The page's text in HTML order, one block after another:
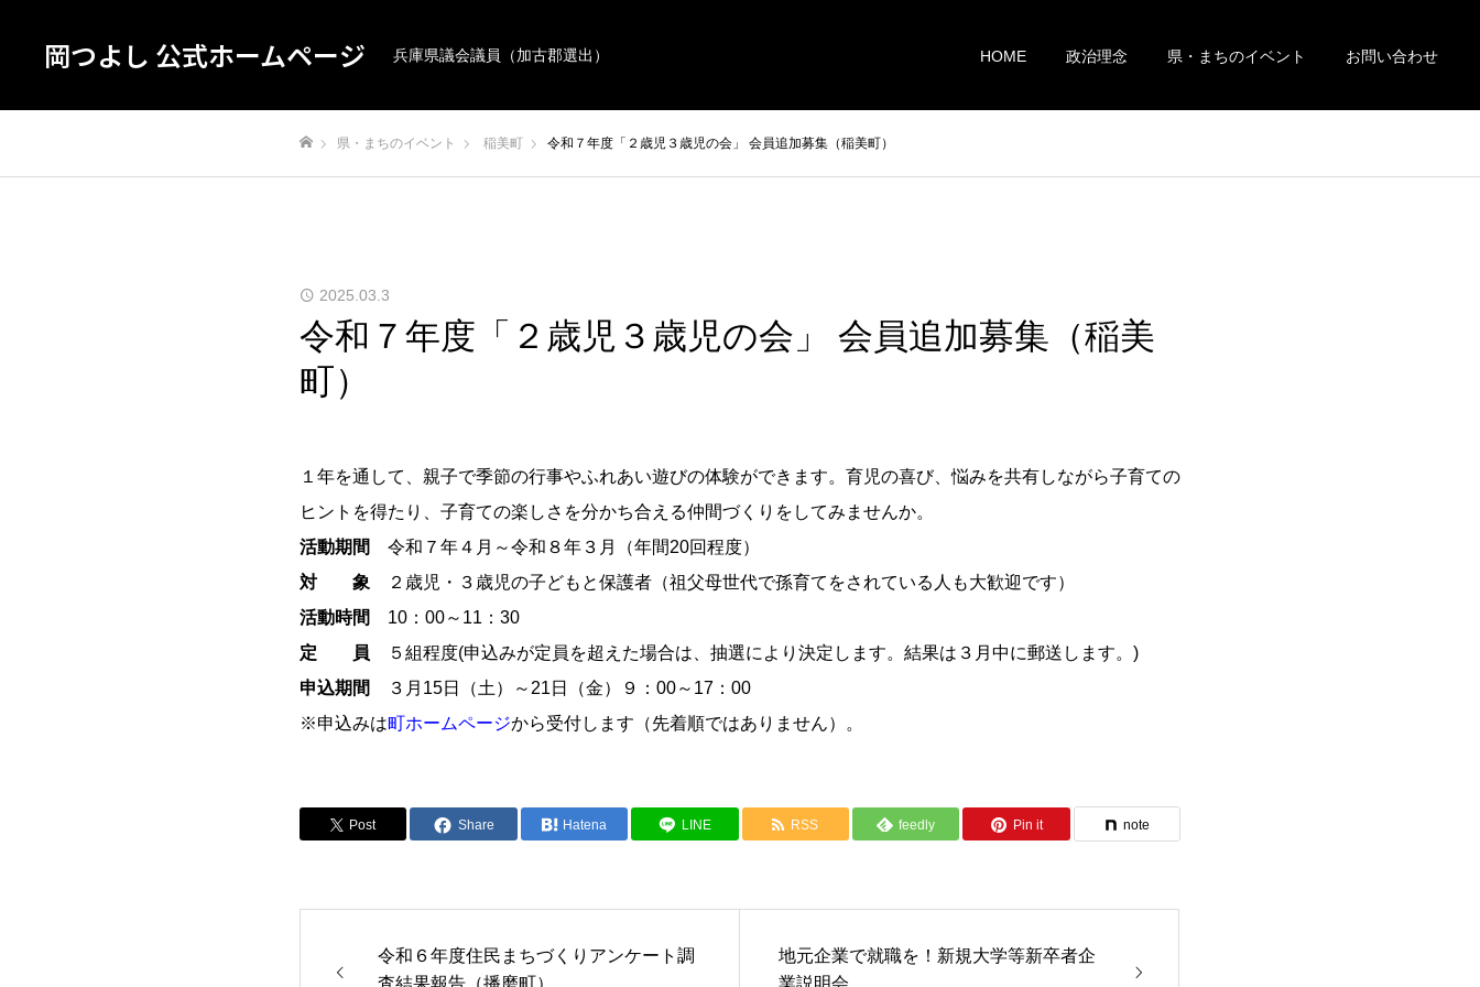
岡つよし 公式ホームページ 兵庫県議会議員（加古郡選出） HOME 政治理念 県・まちのイベント お問い合わせ
県・まちのイベント 稲美町 令和７年度「２歳児３歳児の会」 会員追加募集（稲美町）
2025.03.3
令和７年度「２歳児３歳児の会」 会員追加募集（稲美
町）
１年を通して、親子で季節の行事やふれあい遊びの体験ができます。育児の喜び、悩みを共有しながら子育ての
ヒントを得たり、子育ての楽しさを分かち合える仲間づくりをしてみませんか。
活動期間
令和７年４月～令和８年３月（年間20回程度）
対 象 ２歳児・３歳児の子どもと保護者（祖父母世代で孫育てをされている人も大歓迎です）
活動時間
10：00～11：30
定 員 ５組程度(申込みが定員を超えた場合は、抽選により決定します。結果は３月中に郵送します。)
申込期間
３月15日（土）～21日（金）９：00～17：00
※申込みは町ホームページから受付します（先着順ではありません）。
Post Share Hatena LINE RSS feedly Pin it note
令和６年度住民まちづくりアンケート調
査結果報告（播磨町）
地元企業で就職を！新規大学等新卒者企
業説明会